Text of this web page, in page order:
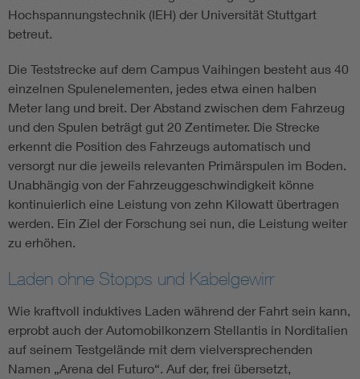
Hochspannungstechnik (IEH) der Universität Stuttgart
betreut.
Die Teststrecke auf dem Campus Vaihingen besteht aus 40
einzelnen Spulenelementen, jedes etwa einen halben
Meter lang und breit. Der Abstand zwischen dem Fahrzeug
und den Spulen beträgt gut 20 Zentimeter. Die Strecke
erkennt die Position des Fahrzeugs automatisch und
versorgt nur die jeweils relevanten Primärspulen im Boden.
Unabhängig von der Fahrzeuggeschwindigkeit könne
kontinuierlich eine Leistung von zehn Kilowatt übertragen
werden. Ein Ziel der Forschung sei nun, die Leistung weiter
zu erhöhen.
Laden ohne Stopps und Kabelgewirr
Wie kraftvoll induktives Laden während der Fahrt sein kann,
erprobt auch der Automobilkonzern Stellantis in Norditalien
auf seinem Testgelände mit dem vielversprechenden
Namen „Arena del Futuro“. Auf der, frei übersetzt,